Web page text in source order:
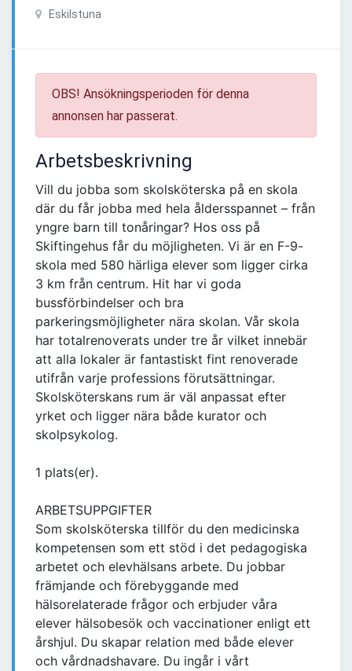
Eskilstuna
OBS! Ansökningsperioden för denna
annonsen har passerat.
Arbetsbeskrivning
Vill du jobba som skolsköterska på en skola
där du får jobba med hela åldersspannet – från
yngre barn till tonåringar? Hos oss på
Skiftingehus får du möjligheten. Vi är en F-9-
skola med 580 härliga elever som ligger cirka
3 km från centrum. Hit har vi goda
bussförbindelser och bra
parkeringsmöjligheter nära skolan. Vår skola
har totalrenoverats under tre år vilket innebär
att alla lokaler är fantastiskt fint renoverade
utifrån varje professions förutsättningar.
Skolsköterskans rum är väl anpassat efter
yrket och ligger nära både kurator och
skolpsykolog.
1 plats(er).
ARBETSUPPGIFTER
Som skolsköterska tillför du den medicinska
kompetensen som ett stöd i det pedagogiska
arbetet och elevhälsans arbete. Du jobbar
främjande och förebyggande med
hälsorelaterade frågor och erbjuder våra
elever hälsobesök och vaccinationer enligt ett
årshjul. Du skapar relation med både elever
och vårdnadshavare. Du ingår i vårt